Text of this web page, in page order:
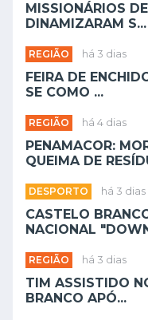
MISSIONÁRIOS
DINAMIZARAM S...
REGIÃO há 3 dias
FEIRA DE
SE COMO ...
REGIÃO há 4 dias
PENAMACOR:
QUEIMA DE
DESPORTO há 3 dias
CASTELO
NACIONAL
REGIÃO há 3 dias
TIM ASSISTIDO
BRANCO APÓ...